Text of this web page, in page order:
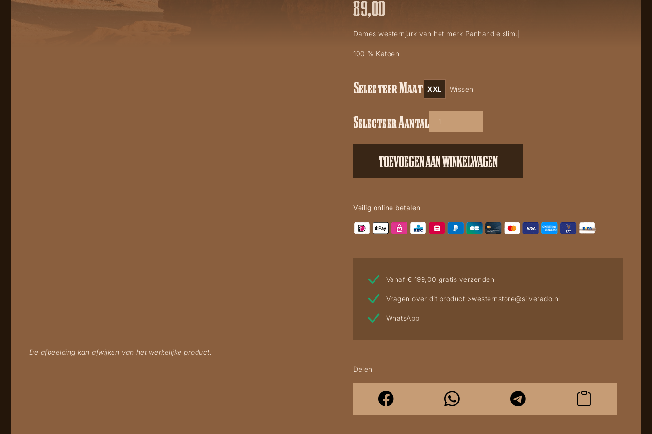
De afbeelding kan afwijken van het werkelijke product.
89,00
Dames westernjurk van het merk Panhandle slim.|
100 % Katoen
Selecteer Maat XXL Wissen
Ladies
Selecteer Aantal
TOEVOEGEN AAN WINKELWAGEN
Veilig online betalen
Vanaf € 199,00 gratis verzenden
Vragen over dit product >westernstore@silverado.nl
WhatsApp
Delen